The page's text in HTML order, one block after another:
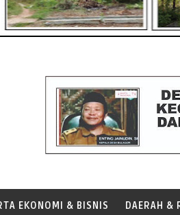
EKONOMI & BISNIS DAERAH &